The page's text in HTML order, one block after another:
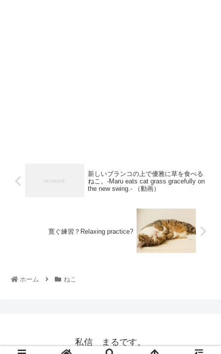
新しいブランコの上で優雅に草を食べる
ねこ。-Maru eats cat grass gracefully on
the new swing.- （動画）
寛ぐ練習？Relaxing practice?
ホーム ねこ
私信 まるです。